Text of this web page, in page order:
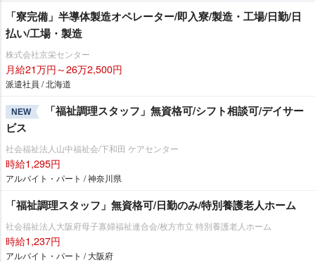
「寮完備」半導体製造オペレーター/即入寮/製造・工場/日勤/日
払い/工場・製造
株式会社京栄センター
月給21万円～26万2,500円
派遣社員 / 北海道
NEW
「福祉調理スタッフ」無資格可/シフト相談可/デイサー
ビス
社会福祉法人山中福祉会/下和田 ケアセンター
時給1,295円
アルバイト・パート / 神奈川県
「福祉調理スタッフ」無資格可/日勤のみ/特別養護老人ホーム
社会福祉法人大阪府母子寡婦福祉連合会/枚方市立 特別養護老人ホーム
時給1,237円
アルバイト・パート / 大阪府